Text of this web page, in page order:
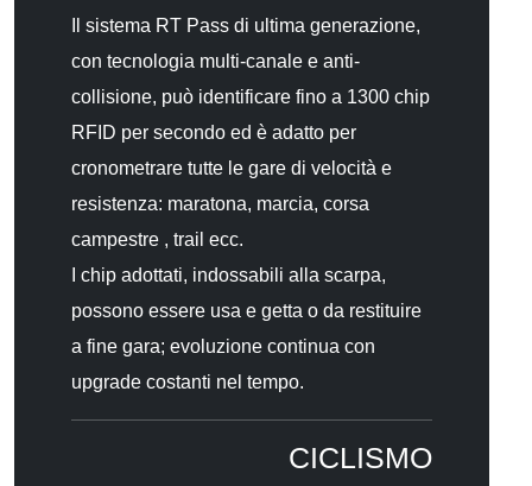
Il sistema RT Pass di ultima generazione,
con tecnologia multi-canale e anti-
collisione, può identificare fino a 1300 chip
RFID per secondo ed è adatto per
cronometrare tutte le gare di velocità e
resistenza: maratona, marcia, corsa
campestre , trail ecc.
I chip adottati, indossabili alla scarpa,
possono essere usa e getta o da restituire
a fine gara; evoluzione continua con
upgrade costanti nel tempo.
CICLISMO